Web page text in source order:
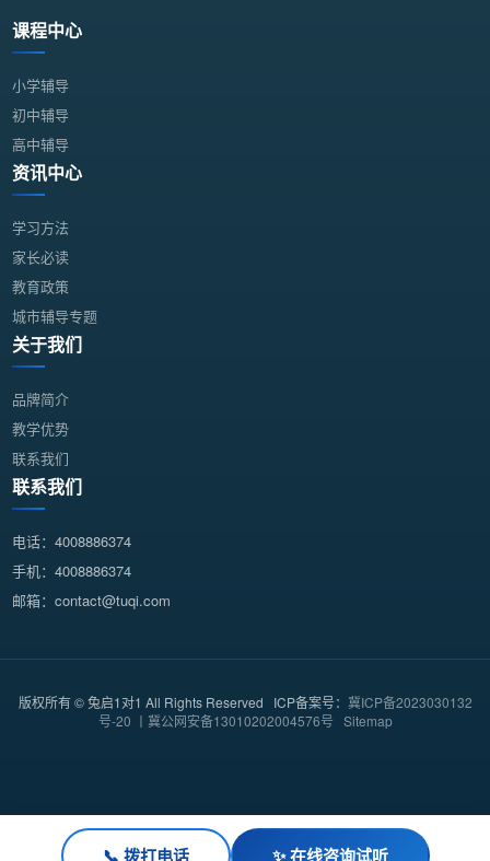
课程中心
小学辅导
初中辅导
高中辅导
资讯中心
学习方法
家长必读
教育政策
城市辅导专题
关于我们
品牌简介
教学优势
联系我们
联系我们
电话：4008886374
手机：4008886374
邮箱：contact@tuqi.com
版权所有 © 兔启1对1 All Rights Reserved ICP备案号： 冀ICP备2023030132
号-20 丨冀公网安备13010202004576号 Sitemap
📞 拨打电话 ✨ 在线咨询试听